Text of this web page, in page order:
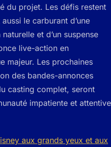
du projet. Les défis restent
le carburant d’une
et d’un suspense
live-action en
majeur. Les prochaines
des bandes-annonces
casting complet, seront
impatiente et attentive